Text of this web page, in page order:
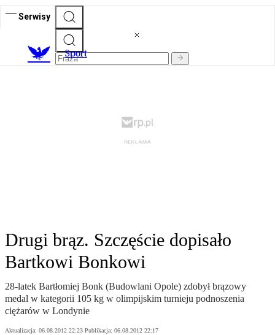
Serwisy
Sport
Drugi brąz. Szczęście dopisało
Bartkowi Bonkowi
28-latek Bartłomiej Bonk (Budowlani Opole) zdobył brązowy
medal w kategorii 105 kg w olimpijskim turnieju podnoszenia
ciężarów w Londynie
Aktualizacja: 06.08.2012 22:23 Publikacja: 06.08.2012 22:17